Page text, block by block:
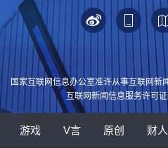
国家互联网信息办公室准许从事互联网新
互联网新闻信息服务许可
游戏 V言 原创 财人